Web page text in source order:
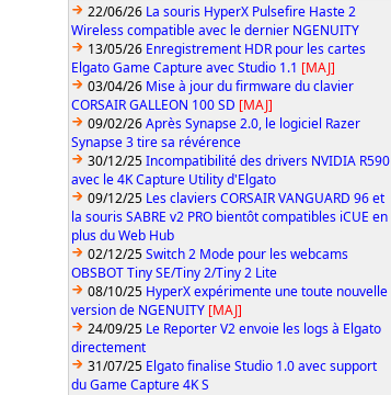
22/06/26 La souris HyperX Pulsefire Haste 2
Wireless compatible avec le dernier NGENUITY
13/05/26 Enregistrement HDR pour les cartes
Elgato Game Capture avec Studio 1.1 [MAJ]
03/04/26 Mise à jour du firmware du clavier
CORSAIR GALLEON 100 SD [MAJ]
09/02/26Après Synapse 2.0, le logiciel Razer
Synapse 3 tire sa révérence
30/12/25Incompatibilité des drivers NVIDIA R590
avec le 4K Capture Utility d'Elgato
09/12/25 Les claviers CORSAIR VANGUARD 96 et
la souris SABRE v2 PRO bientôt compatibles iCUE en
plus du Web Hub
02/12/25Switch 2 Mode pour les webcams
OBSBOT Tiny SE/Tiny 2/Tiny 2 Lite
08/10/25 HyperX expérimente une toute nouvelle
version de NGENUITY [MAJ]
24/09/25 Le Reporter V2 envoie les logs à Elgato
directement
31/07/25 Elgato finalise Studio 1.0 avec support
du Game Capture 4K S